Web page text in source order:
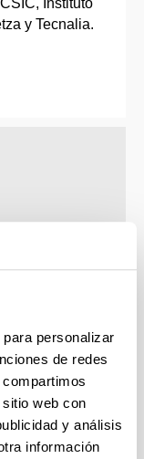
personalizar
de redes
web con
y análisis
información
Instituto
y Tecnalia.